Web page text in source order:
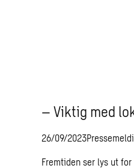
– Viktig med
26/09/2023
Fremtiden ser lys ut